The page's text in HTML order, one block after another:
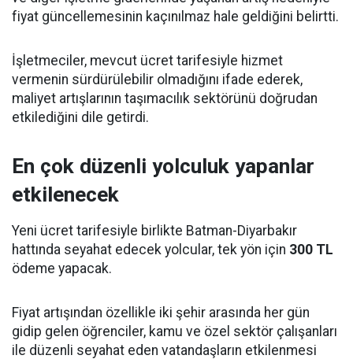
fiyat güncellemesinin kaçınılmaz hale geldiğini belirtti.
İşletmeciler, mevcut ücret tarifesiyle hizmet
vermenin sürdürülebilir olmadığını ifade ederek,
maliyet artışlarının taşımacılık sektörünü doğrudan
etkilediğini dile getirdi.
En çok düzenli yolculuk yapanlar
etkilenecek
Yeni ücret tarifesiyle birlikte Batman-Diyarbakır
hattında seyahat edecek yolcular, tek yön için 300 TL
ödeme yapacak.
Fiyat artışından özellikle iki şehir arasında her gün
gidip gelen öğrenciler, kamu ve özel sektör çalışanları
ile düzenli seyahat eden vatandaşların etkilenmesi